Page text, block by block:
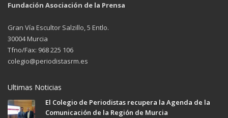
Fundación Asociación de la Prensa
Gran Vía Escultor Salzillo, 5 Entlo.
30004 Murcia
Tfno/Fax: 968 225 106
colegio@periodistasrm.es
Ultimas Noticias
El Colegio de Periodistas recupera la Agenda de la
Comunicación de la Región de Murcia